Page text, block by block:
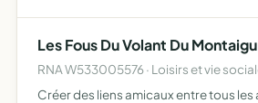
Les Fous Du Volant Du Montaigu
RNA W533005576 · Loisirs et vie
Créer des liens amicaux entre tous